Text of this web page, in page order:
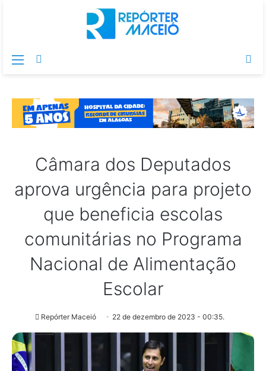
Menu
Câmara dos Deputados
aprova urgência para projeto
que beneficia escolas
comunitárias no Programa
Nacional de Alimentação
Escolar
Repórter Maceió 22 de dezembro de 2023 - 00:35.